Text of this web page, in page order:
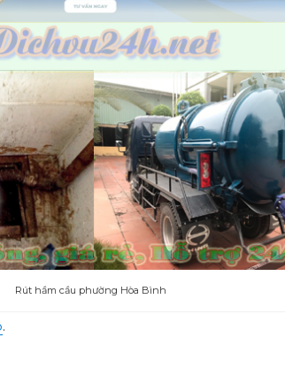
Rút hầm cầu phường Hòa Bình
.